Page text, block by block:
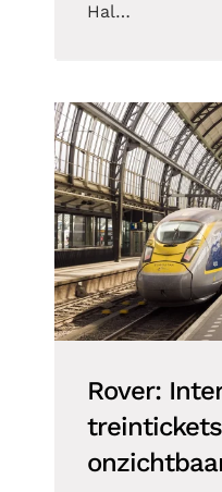
Hal…
Rover: